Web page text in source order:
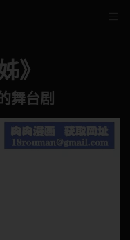
》
舞台剧